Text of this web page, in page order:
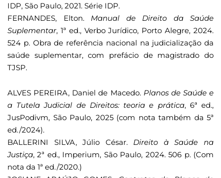
IDP, São Paulo, 2021. Série IDP.
FERNANDES, Elton. Manual de Direito da Saúde
Suplementar, 1ª ed., Verbo Jurídico, Porto Alegre, 2024.
524 p. Obra de referência nacional na judicialização da
saúde suplementar, com prefácio de magistrado do
TJSP.
ALVES PEREIRA, Daniel de Macedo. Planos de Saúde e
a Tutela Judicial de Direitos: teoria e prática, 6ª ed.,
JusPodivm, São Paulo, 2025 (com nota também da 5ª
ed./2024).
BALLERINI SILVA, Júlio César. Direito à Saúde na
Justiça, 2ª ed., Imperium, São Paulo, 2024. 506 p. (Com
nota da 1ª ed./2020.)